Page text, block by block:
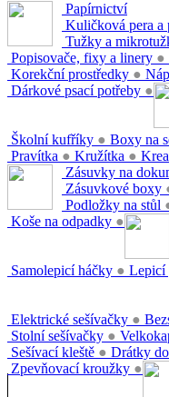
Papírnictví
Kuličková pera a
Tužky a
Popisovače, fixy a linery ●
Korekční prostředky ●
Dárkové psací potřeby ●
Školní kufříky ● Boxy na
Pravítka ● Kružítka ●
Zásuvky na
Zásuvkové boxy
Podložky na stůl
Koše na odpadky ●
Samolepicí háčky ● Lepicí
Elektrické sešívačky ●
Stolní sešívačky ●
Sešívací kleště ● Drátky
Zpevňovací kroužky ●